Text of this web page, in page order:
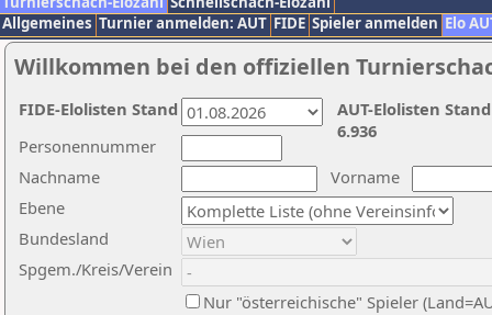
Allgemeines Turnier anmelden: AUT FIDE Spieler anmelden Elo
Willkommen bei den offiziellen
Nachname
Vorname
Ebene
Personennummer
Bundesland
Spgem./Kreis/Verein
Nur "österreichische" Spieler
AUT-Elolisten
6.936
FIDE-Elolisten Stand